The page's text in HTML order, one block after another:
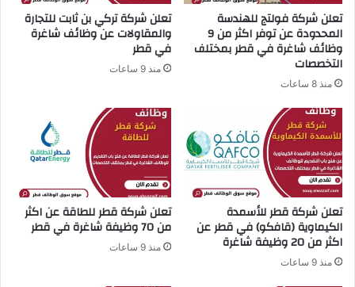
ة
ش
ا
غ
ة
ا
ب
ت
و
ي
ة
ع
ن
ف
ر
ص
ع
تعلن شركة فولتج للهندسة
المحدودة عن توفر اكثر من 9
وظائف شاغرة في قطر بمختلف
التخصصات
منذ 8 ساعات
تعلن شركة تركي بن ​​ثابت للتجارة
والمقاولات عن وظائف شاغرة
في قطر
منذ 9 ساعات
تعلن شركة قطر للأسمدة
الكيماوية (قافكو) في قطر عن
اكثر من 20 وظيفة شاغرة
منذ 9 ساعات
تعلن شركة قطر للطاقة عن اكثر
من 70 وظيفة شاغرة في قطر
منذ 9 ساعات